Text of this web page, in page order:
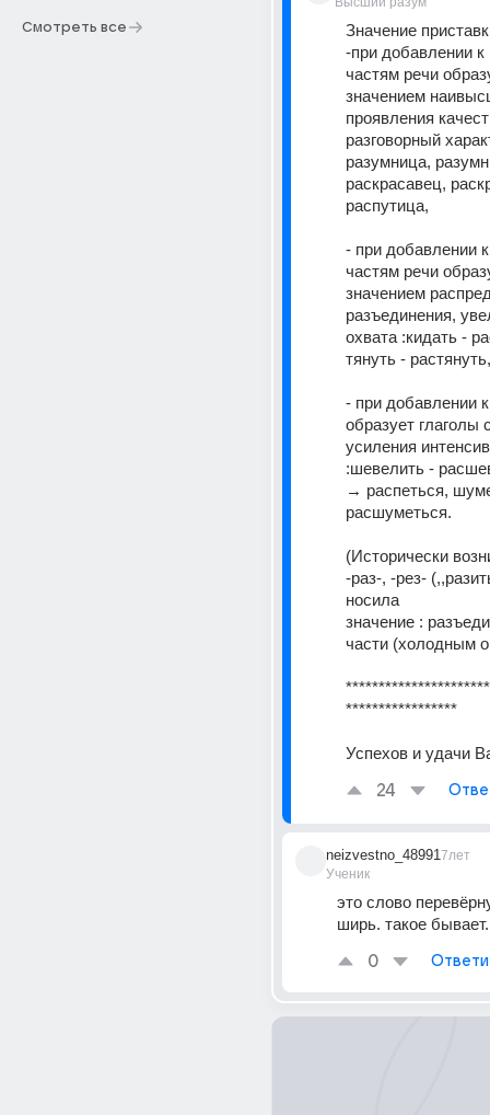
Смотреть все
Значение
-при добавлении
частям речи
значением
проявления
разговорный
разумница,
раскрасавец,
распутица,
- при добавлении
частям речи
значением
разъединения,
охвата :кидать -
тянуть - раcтянуть,
- при добавлении
образует глаголы
усиления
:шевелить -
→ распеться,
расшуметься.
(Исторически
-раз-, -рез-
носила
значение :
части (холодным
*****************
Успехов и удачи
24
neizvestno_48991
Ученик
7лет
это слово
ширь. такое бывает.
0